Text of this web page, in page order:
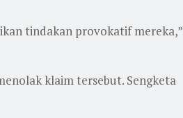
tindakan provokatif mereka,”
klaim tersebut. Sengketa